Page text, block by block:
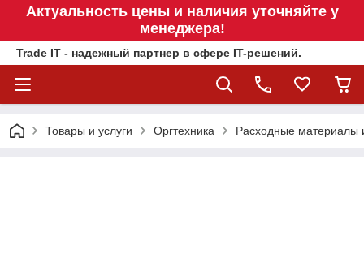
Актуальность цены и наличия уточняйте у
менеджера!
Trade IT - надежный партнер в сфере IT-решений.
Товары и услуги Оргтехника Расходные материалы